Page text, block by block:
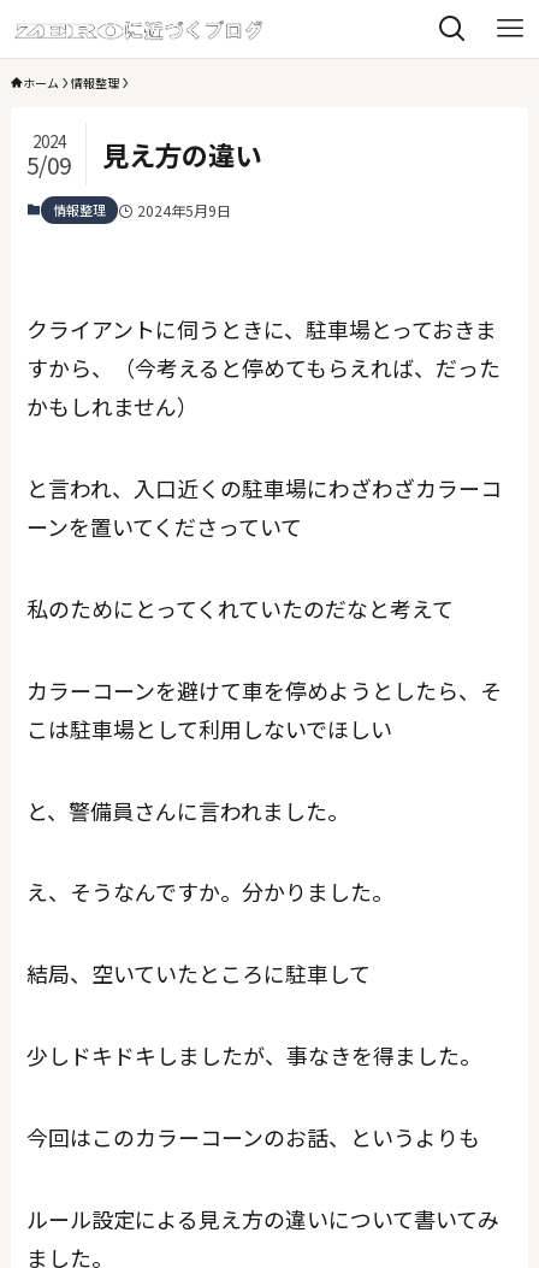
ホーム 情報整理
見え方の違い
2024
5/09
情報整理 2024年5月9日
クライアントに伺うときに、駐車場とっておきま
すから、（今考えると停めてもらえれば、だった
かもしれません）
と言われ、入口近くの駐車場にわざわざカラーコ
ーンを置いてくださっていて
私のためにとってくれていたのだなと考えて
カラーコーンを避けて車を停めようとしたら、そ
こは駐車場として利用しないでほしい
と、警備員さんに言われました。
え、そうなんですか。分かりました。
結局、空いていたところに駐車して
少しドキドキしましたが、事なきを得ました。
今回はこのカラーコーンのお話、というよりも
ルール設定による見え方の違いについて書いてみ
ました。